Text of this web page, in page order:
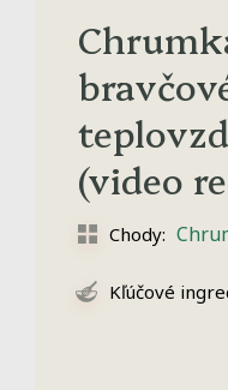
(video
Chody:
Kľúčové